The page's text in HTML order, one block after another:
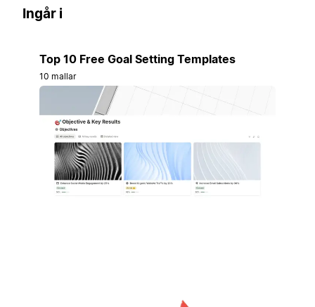
Ingår i
Top 10 Free Goal Setting Templates
10 mallar